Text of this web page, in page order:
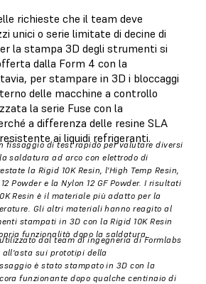
richieste che il team deve
unici o serie limitate di decine di
la stampa 3D degli strumenti si
dalla Form 4 con la
per stampare in 3D i bloccaggi
delle macchine a controllo
la serie Fuse con la
a differenza delle resine SLA
ai liquidi refrigeranti.
fissaggio di test rapido per valutare diversi
saldatura ad arco con elettrodo di
la Rigid 10K Resin, l'High Temp Resin,
Powder e la Nylon 12 GF Powder. I risultati
Resin è il materiale più adatto per la
Gli altri materiali hanno reagito al
stampati in 3D con la Rigid 10K Resin
funzionalità dopo la saldatura.
dal team di ingegneria di Formlabs
sui prototipi della
è stato stampato in 3D con la
funzionante dopo qualche centinaio di